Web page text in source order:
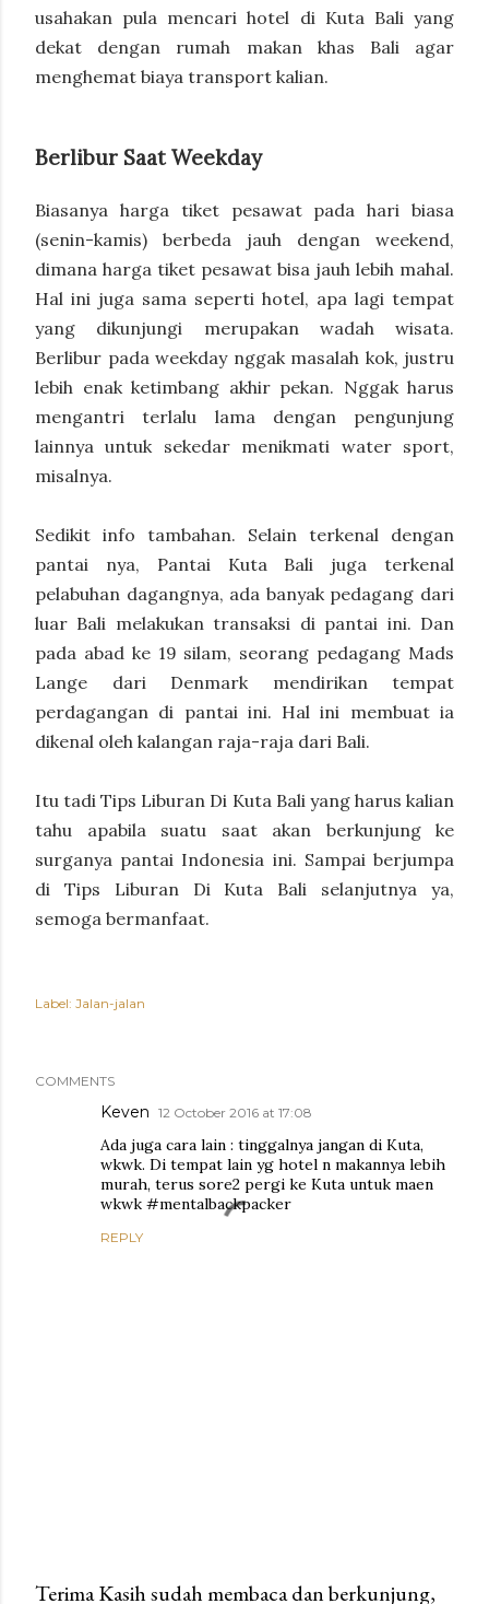
usahakan pula mencari hotel di Kuta Bali yang
dekat dengan rumah makan khas Bali agar
menghemat biaya transport kalian.
Berlibur Saat Weekday
Biasanya harga tiket pesawat pada hari biasa
(senin-kamis) berbeda jauh dengan weekend,
dimana harga tiket pesawat bisa jauh lebih mahal.
Hal ini juga sama seperti hotel, apa lagi tempat
yang dikunjungi merupakan wadah wisata.
Berlibur pada weekday nggak masalah kok, justru
lebih enak ketimbang akhir pekan. Nggak harus
mengantri terlalu lama dengan pengunjung
lainnya untuk sekedar menikmati water sport,
misalnya.
Sedikit info tambahan. Selain terkenal dengan
pantai nya, Pantai Kuta Bali juga terkenal
pelabuhan dagangnya, ada banyak pedagang dari
luar Bali melakukan transaksi di pantai ini. Dan
pada abad ke 19 silam, seorang pedagang Mads
Lange dari Denmark mendirikan tempat
perdagangan di pantai ini. Hal ini membuat ia
dikenal oleh kalangan raja-raja dari Bali.
Itu tadi Tips Liburan Di Kuta Bali yang harus kalian
tahu apabila suatu saat akan berkunjung ke
surganya pantai Indonesia ini. Sampai berjumpa
di Tips Liburan Di Kuta Bali selanjutnya ya,
semoga bermanfaat.
Label: Jalan-jalan
COMMENTS
Keven 12 October 2016 at 17:08
Ada juga cara lain : tinggalnya jangan di Kuta,
wkwk. Di tempat lain yg hotel n makannya lebih
murah, terus sore2 pergi ke Kuta untuk maen
wkwk #mentalbackpacker
REPLY
Terima Kasih sudah membaca dan berkunjung,